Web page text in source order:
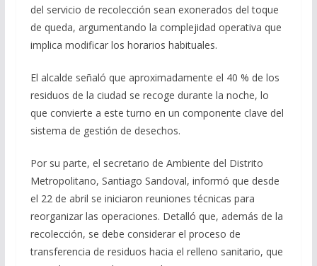
del servicio de recolección sean exonerados del toque
de queda, argumentando la complejidad operativa que
implica modificar los horarios habituales.
El alcalde señaló que aproximadamente el 40 % de los
residuos de la ciudad se recoge durante la noche, lo
que convierte a este turno en un componente clave del
sistema de gestión de desechos.
Por su parte, el secretario de Ambiente del Distrito
Metropolitano, Santiago Sandoval, informó que desde
el 22 de abril se iniciaron reuniones técnicas para
reorganizar las operaciones. Detalló que, además de la
recolección, se debe considerar el proceso de
transferencia de residuos hacia el relleno sanitario, que